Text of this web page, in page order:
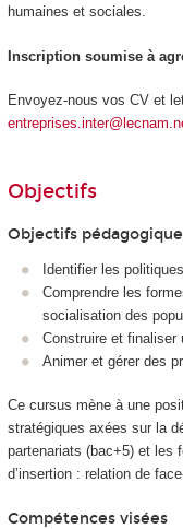
humaines et sociales.
Inscription soumise à
Envoyez-nous vos CV et
Objectifs
Objectifs
Identifier les
Comprendre les
socialisation des
Construire et finaliser
Animer et gérer des
Ce cursus mène à une
stratégiques axées sur la
partenariats (bac+5) et les
d’insertion : relation de
Compétences visées